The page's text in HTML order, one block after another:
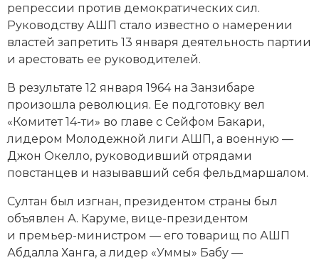
репрессии против демократических сил.
Руководству АШП стало известно о намерении
властей запретить 13 января деятельность партии
и арестовать ее руководителей.
В результате 12 января 1964 на Занзибаре
произошла революция. Ее подготовку вел
«Комитет 14-ти» во главе с Сейфом Бакари,
лидером Молодежной лиги АШП, а военную —
Джон Окелло, руководивший отрядами
повстанцев и называвший себя фельдмаршалом.
Султан был изгнан, президентом страны был
объявлен А. Каруме, вице-президентом
и премьер-министром — его товарищ по АШП
Абдалла Ханга, а лидер «Уммы» Бабу —